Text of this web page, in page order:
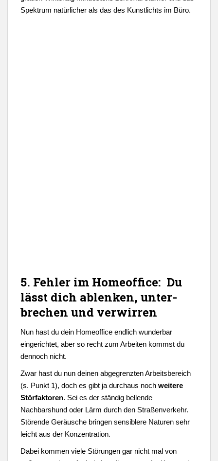
Spektrum natürlicher als das des Kunstlichts im Büro.
5. Fehler im Homeoffice: Du
lässt dich ablenken, unter-
brechen und verwirren
Nun hast du dein Homeoffice endlich wunderbar
eingerichtet, aber so recht zum Arbeiten kommst du
dennoch nicht.
Zwar hast du nun deinen abgegrenzten Arbeitsbereich
(s. Punkt 1), doch es gibt ja durchaus noch weitere
Störfaktoren. Sei es der ständig bellende
Nachbarshund oder Lärm durch den Straßenverkehr.
Störende Geräusche bringen sensiblere Naturen sehr
leicht aus der Konzentration.
Dabei kommen viele Störungen gar nicht mal von